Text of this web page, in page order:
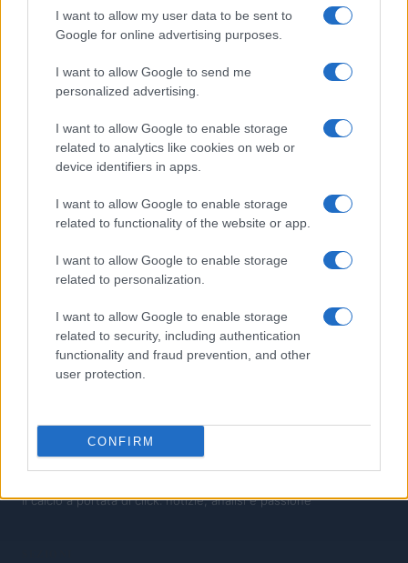
I want to allow my user data to be sent to
Google for online advertising purposes.
I want to allow Google to send me
personalized advertising.
I want to allow Google to enable storage
related to analytics like cookies on web or
device identifiers in apps.
I want to allow Google to enable storage
related to functionality of the website or app.
I want to allow Google to enable storage
related to personalization.
I want to allow Google to enable storage
related to security, including authentication
functionality and fraud prevention, and other
user protection.
CONFIRM
Gianni Infantino e il ritiro del piano FFE: cosa è successo e
UEFA Women’s Champions League: il percorso europeo della
Juventus Women inizia a Biella
Amichevole internazionale: il Napoli batte l’Osasuna 2-1 a
Castel di Sangro
Calciomercato Fiorentina: i colpi di Grosso per la nuova
stagione
Derby di Milano in Australia: pareggio tra rossoneri e
nerazzurri
Il calcio a portata di click: notizie, analisi e passione